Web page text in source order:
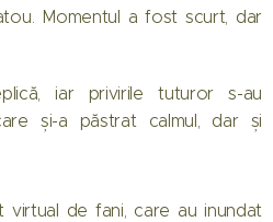
Momentul a fost scurt, dar
iar privirile tuturor s-au
și-a păstrat calmul, dar și
virtual de fani, care au inundat